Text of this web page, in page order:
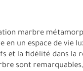
marbre
un espace de vie
et la fidélité dans la
sont